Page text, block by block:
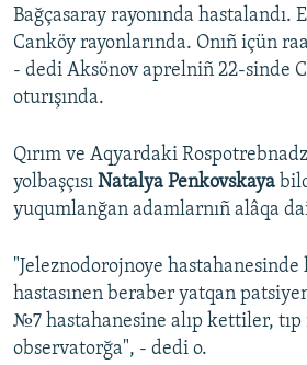
Bağçasaray rayonında hastalandı.
Canköy rayonlarında. Onıñ içün
- dedi Aksönov aprelniñ 22-sinde
oturışında.
Qırım ve Aqyardaki
yolbaşçısı Natalya Penkovskaya
yuqumlanğan adamlarnıñ alâqa
"Jeleznodorojnoye
hastasınen beraber yatqan
№7 hastahanesine alıp kettiler,
observatorğa", - dedi o.